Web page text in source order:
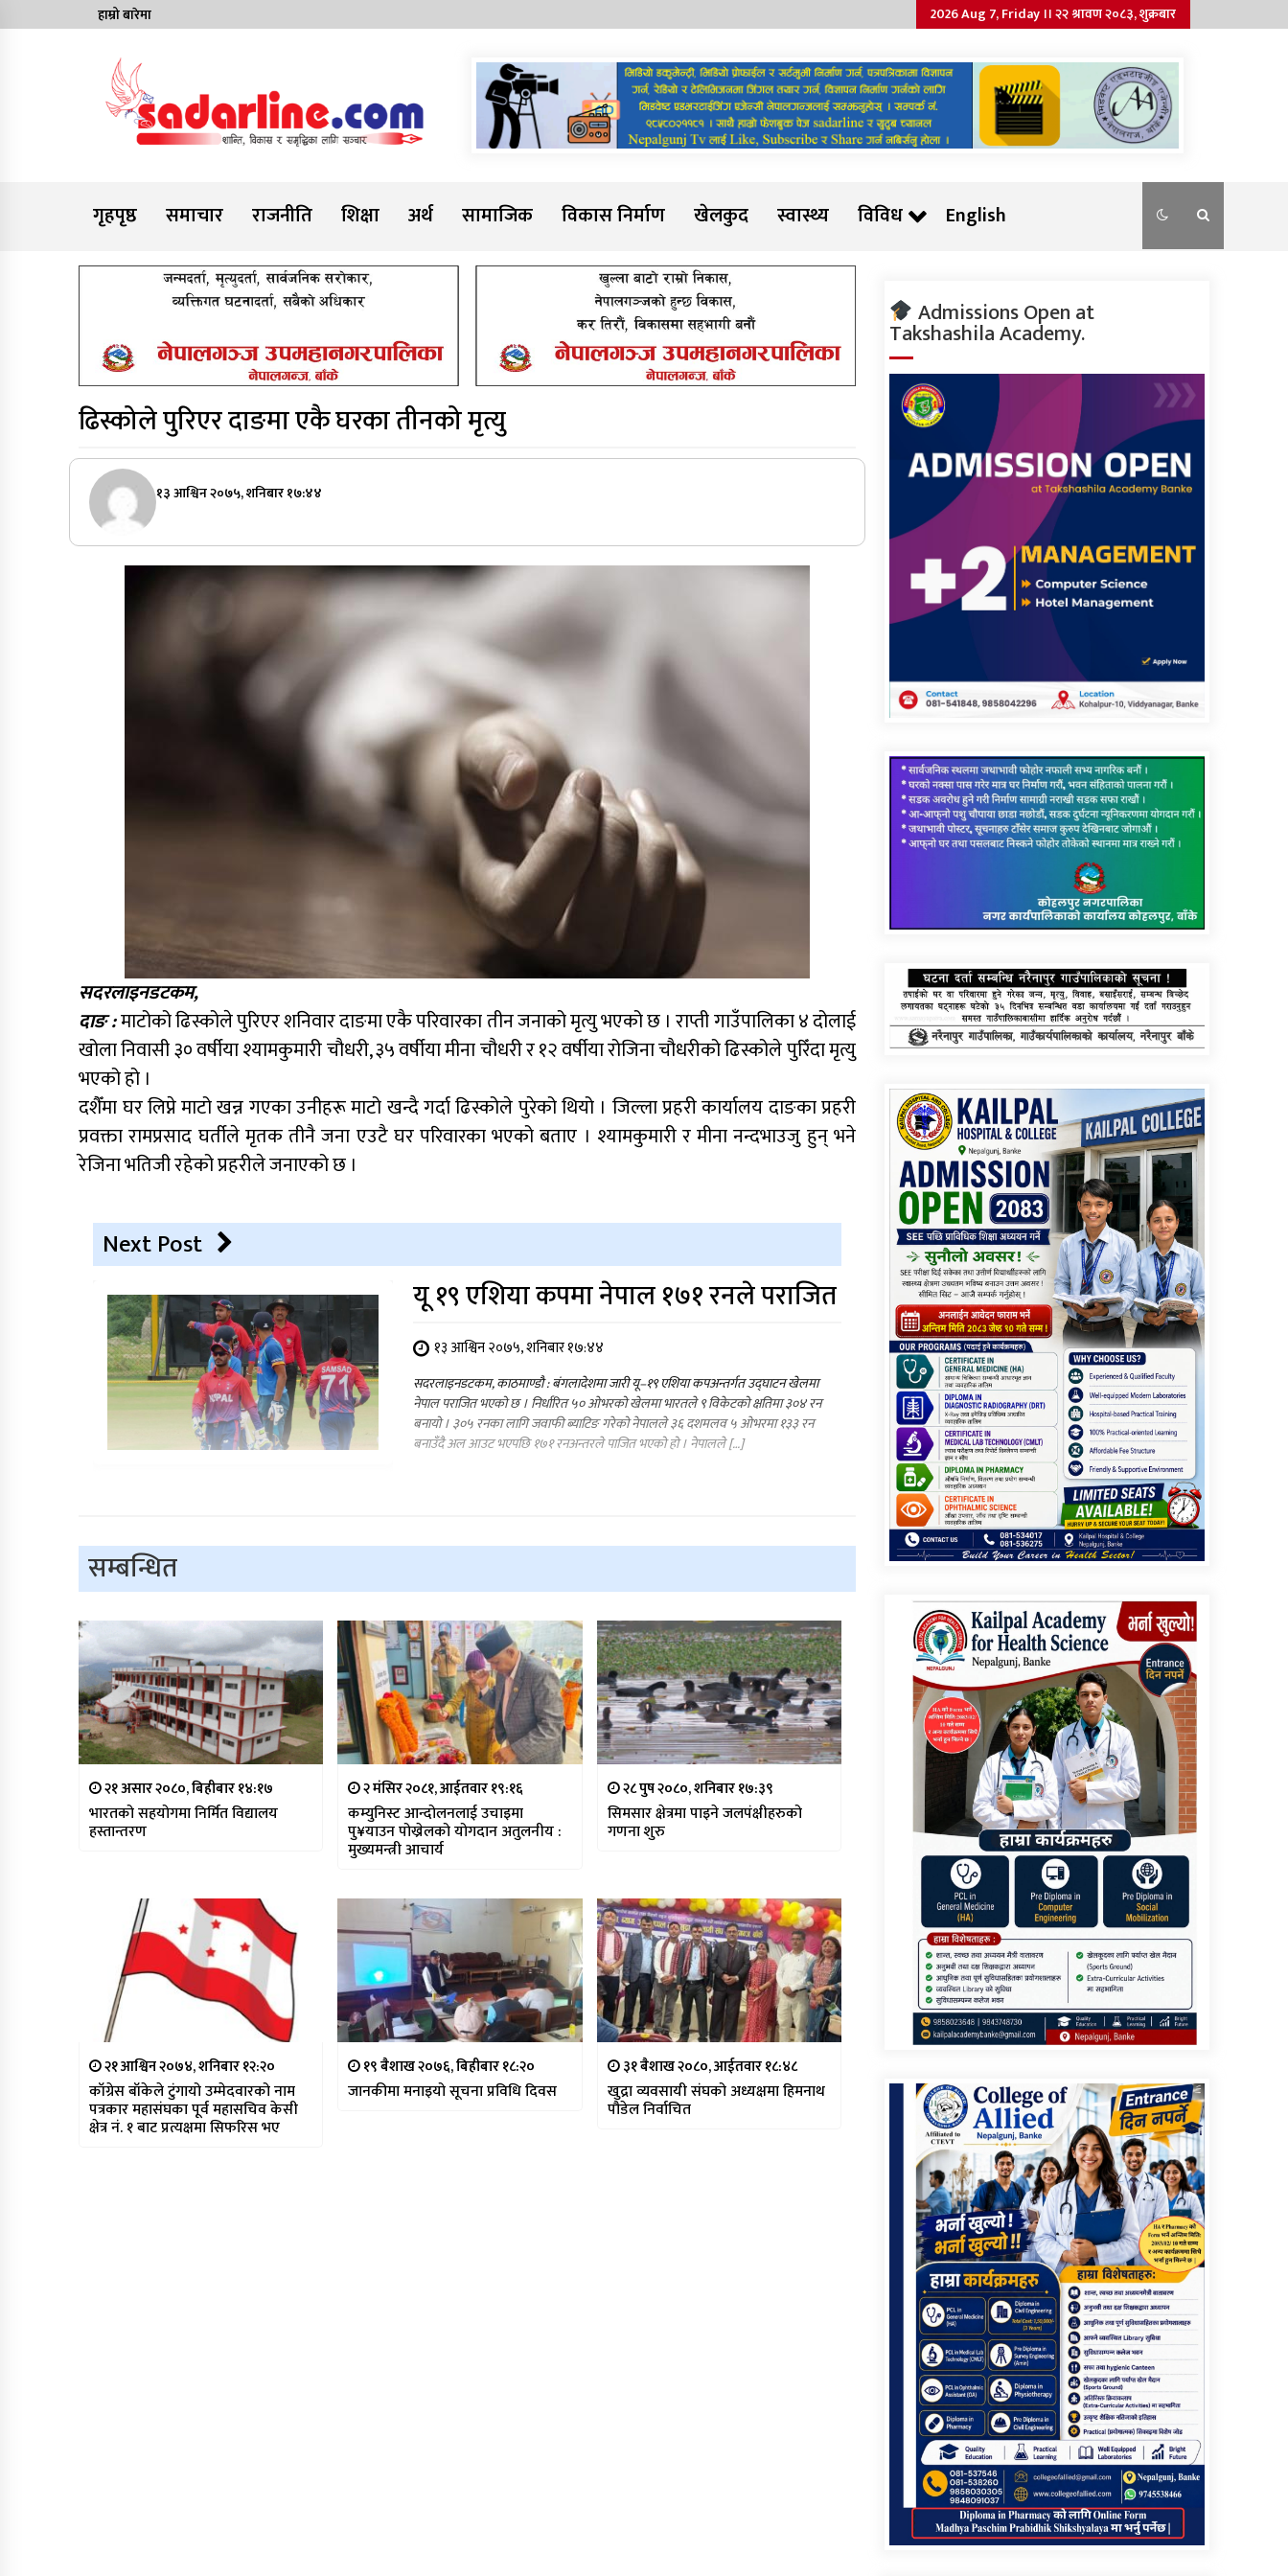
to
हाम्रो बारेमा 2026 Aug 7, Friday ।। २२ श्रावण २०८३, शुक्रबार
Sadarline
गृहपृष्ठ
समाचार राजनीति शिक्षा अर्थ सामाजिक विकास निर्माण खेलकुद स्वास्थ्य विविध English
ढिस्कोले पुरिएर दाङमा एकै घरका तीनको मृत्यु
१३ आश्विन २०७५, शनिबार १७:४४
सदरलाइनडटकम,
दाङ :माटोको ढिस्कोले पुरिएर शनिवार दाङमा एकै परिवारका तीन जनाको मृत्यु भएको छ । राप्ती गाउँपालिका ४ दोलाई
खोला निवासी ३० वर्षीया श्यामकुमारी चौधरी, ३५ वर्षीया मीना चौधरी र १२ वर्षीया रोजिना चौधरीको ढिस्कोले पुरिँदा मृत्यु
भएको हो ।
दशैँमा घर लिप्ने माटो खन्न गएका उनीहरू माटो खन्दै गर्दा ढिस्कोले पुरेको थियो । जिल्ला प्रहरी कार्यालय दाङका प्रहरी
प्रवक्ता रामप्रसाद घर्तीले मृतक तीनै जना एउटै घर परिवारका भएको बताए । श्यामकुमारी र मीना नन्दभाउजु हुन् भने
रेजिना भतिजी रहेको प्रहरीले जनाएको छ ।
Next Post
यू १९ एशिया कपमा नेपाल १७१ रनले पराजित
१३ आश्विन २०७५, शनिबार १७:४४
सदरलाइनडटकम, काठमाण्डौ : बंगलादेशमा जारी यू–१९ एशिया कपअन्तर्गत उद्घाटन खेलमा
नेपाल पराजित भएको छ । निर्धारित ५० ओभरको खेलमा भारतले ९ विकेटको क्षतिमा ३०४ रन
बनायो । ३०५ रनका लागि जवाफी ब्याटिङ गरेको नेपालले ३६ दशमलव ५ ओभरमा १३३ रन
बनाउँदै अल आउट भएपछि १७१ रनअन्तरले पाजित भएको हो । नेपालले […]
सम्बन्धित
२१ असार २०८०, बिहीबार १४:१७
भारतको सहयोगमा निर्मित विद्यालय
हस्तान्तरण
२ मंसिर २०८१, आईतवार १९:१६
कम्युनिस्ट आन्दोलनलाई उचाइमा
पु¥याउन पोख्रेलको योगदान अतुलनीय :
मुख्यमन्त्री आचार्य
२८ पुष २०८०, शनिबार १७:३९
सिमसार क्षेत्रमा पाइने जलपंक्षीहरुको
गणना शुरु
२१ आश्विन २०७४, शनिबार १२:२०
काँग्रेस बाँकेले टुंगायो उम्मेदवारको नाम
पत्रकार महासंघका पूर्व महासचिव केसी
क्षेत्र नं. १ बाट प्रत्यक्षमा सिफरिस भए
१९ बैशाख २०७६, बिहीबार १८:२०
जानकीमा मनाइयो सूचना प्रविधि दिवस
३१ बैशाख २०८०, आईतवार १८:४८
खुद्रा व्यवसायी संघको अध्यक्षमा हिमनाथ
पौडेल निर्वाचित
Admissions Open at
Takshashila Academy.